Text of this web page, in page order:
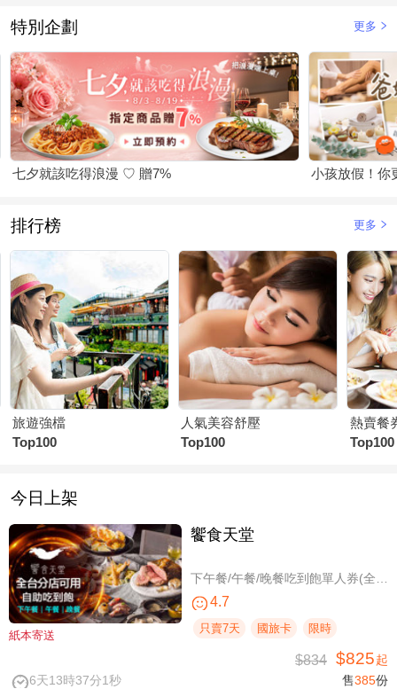
特別企劃 更多
七夕就該吃得浪漫 ♡ 贈7% 小孩放假！你
排行榜 更多
旅遊強檔
Top100
人氣美容舒壓
Top100
熱賣餐
Top100
今日上架
紙本寄送
饗食天堂
4.7
只賣7天 國旅卡 限時
6天13時37分0秒
$834 $825起
售385份